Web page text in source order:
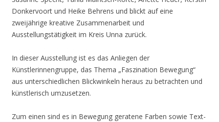
Donkervoort und Heike Behrens und blickt auf eine
zweijährige kreative Zusammenarbeit und
Ausstellungstätigkeit im Kreis Unna zurück.
In dieser Ausstellung ist es das Anliegen der
Künstlerinnengruppe, das Thema „Faszination Bewegung“
aus unterschiedlichen Blickwinkeln heraus zu betrachten und
künstlerisch umzusetzen.
Zum einen sind es in Bewegung geratene Farben sowie Text-